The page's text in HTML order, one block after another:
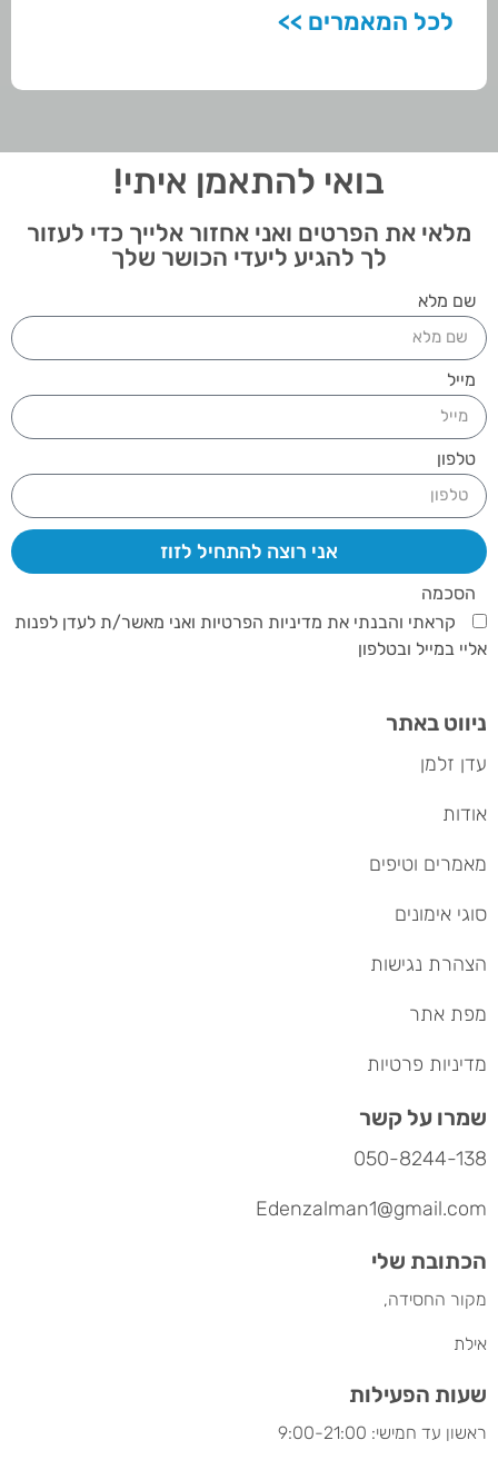
לכל המאמרים >>
בואי להתאמן איתי!
מלאי את הפרטים ואני אחזור אלייך כדי לעזור
לך להגיע ליעדי הכושר שלך
שם מלא
מייל
טלפון
הסכמה
קראתי והבנתי את מדיניות הפרטיות ואני מאשר/ת לעדן לפנות
אליי במייל ובטלפון
אני רוצה להתחיל לזוז
ניווט באתר
הכתובת שלי
שמרו על קשר
שעות הפעילות
עדן זלמן
אודות
מאמרים וטיפים
סוגי אימונים
הצהרת נגישות
מפת אתר
מדיניות פרטיות
מקור החסידה,
אילת
050-8244-138
Edenzalman1@gmail.com
ראשון עד חמישי: 9:00-21:00